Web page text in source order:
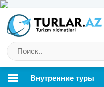
Внутренние туры